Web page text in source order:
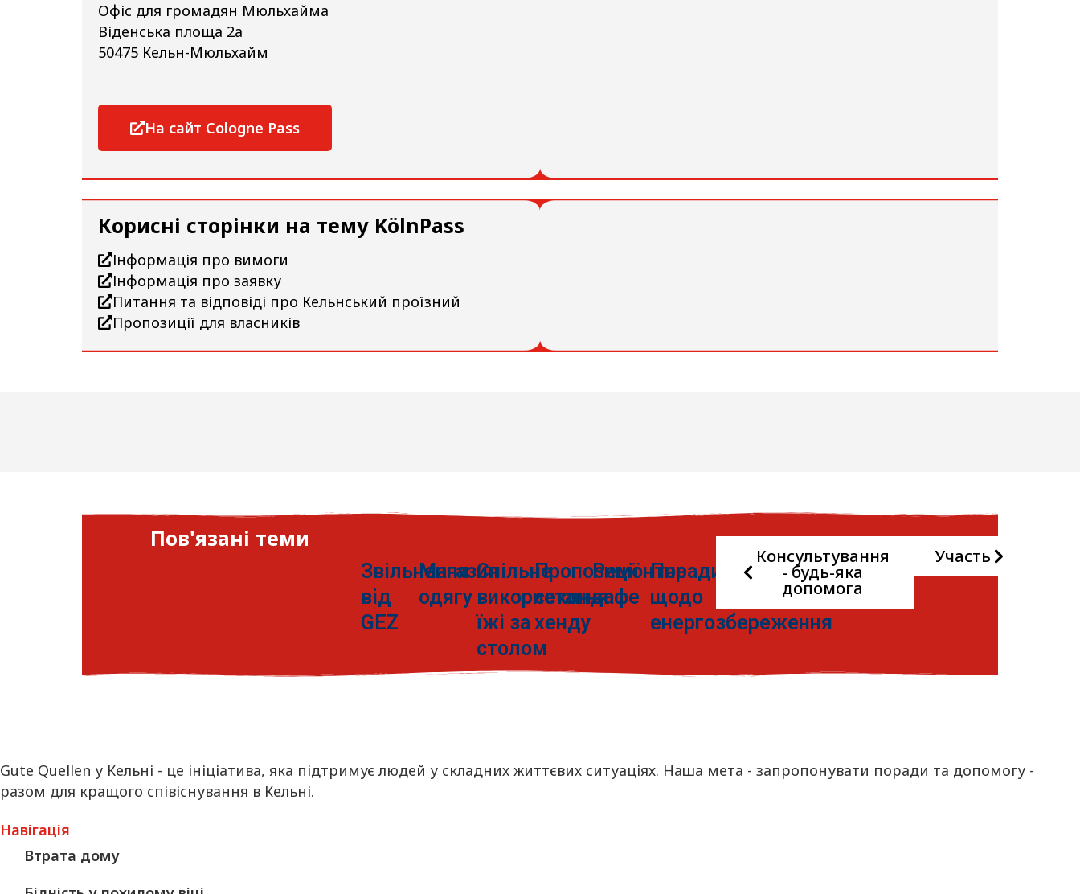
Офіс для громадян Мюльхайма
Віденська площа 2а
50475 Кельн-Мюльхайм
На сайт Cologne Pass
Корисні сторінки на тему KölnPass
Інформація про вимоги
Інформація про заявку
Питання та відповіді про Кельнський проїзний
Пропозиції для власників
Пов'язані теми
Звільнення
від
GEZ
Магазин
одягу
Спільне
використання
їжі за
столом
Пропозиції
секонд-
хенду
Ремонтне
кафе
Поради
щодо
енергозбереження
Консультування
- будь-яка
допомога
Участь
Gute Quellen у Кельні - це ініціатива, яка підтримує людей у складних життєвих ситуаціях. Наша мета - запропонувати поради та допомогу -
разом для кращого співіснування в Кельні.
Навігація
Втрата дому